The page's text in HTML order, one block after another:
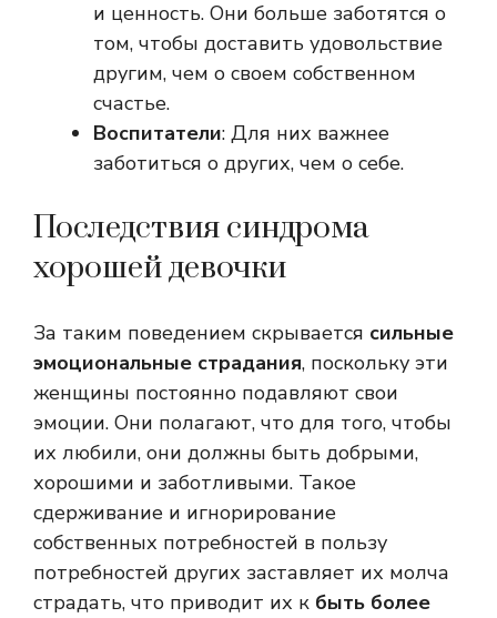
и ценность. Они больше заботятся о
том, чтобы доставить удовольствие
другим, чем о своем собственном
счастье.
Воспитатели: Для них важнее
заботиться о других, чем о себе.
Последствия синдрома
хорошей девочки
За таким поведением скрывается сильные
эмоциональные страдания, поскольку эти
женщины постоянно подавляют свои
эмоции. Они полагают, что для того, чтобы
их любили, они должны быть добрыми,
хорошими и заботливыми. Такое
сдерживание и игнорирование
собственных потребностей в пользу
потребностей других заставляет их молча
страдать, что приводит их к быть более